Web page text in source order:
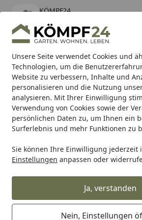
Unsere Seite verwendet Cookies und
Technologien, um die
Website zu verbessern, Inhalte und
personalisieren und die Nutzung
analysieren. Mit Ihrer Einwilligung
Verwendung von Cookies sowie der
persönlichen Daten zu, um Ihnen ein
Surferlebnis und mehr Funktionen zu
Sie können Ihre Einwilligung jederzeit
Einstellungen anpassen oder
Ja, verstanden
Nein, Einstellungen
KÖMPF24
kostenlos - Im App Store
Alle Produkte
Mein Konto
Suchen
Karibu Pools inkl. gratis
Starterset (Gesamtwert
Startseite
Grill Grillzubehör Räuchern &
Weber Räucherbox
alle Gasgrills ab Q200/
(7576)